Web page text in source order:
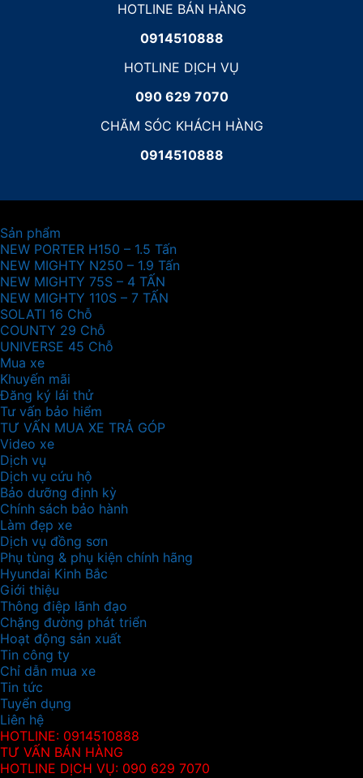
HOTLINE BÁN HÀNG
0914510888
HOTLINE DỊCH VỤ
090 629 7070
CHĂM SÓC KHÁCH HÀNG
0914510888
Sản phẩm
NEW PORTER H150 – 1.5 Tấn
NEW MIGHTY N250 – 1.9 Tấn
NEW MIGHTY 75S – 4 TẤN
NEW MIGHTY 110S – 7 TẤN
SOLATI 16 Chỗ
COUNTY 29 Chỗ
UNIVERSE 45 Chỗ
Mua xe
Khuyến mãi
Đăng ký lái thử
Tư vấn bảo hiểm
TƯ VẤN MUA XE TRẢ GÓP
Video xe
Dịch vụ
Dịch vụ cứu hộ
Bảo dưỡng định kỳ
Chính sách bảo hành
Làm đẹp xe
Dịch vụ đồng sơn
Phụ tùng & phụ kiện chính hãng
Hyundai Kinh Bắc
Giới thiệu
Thông điệp lãnh đạo
Chặng đường phát triển
Hoạt động sản xuất
Tin công ty
Chỉ dẫn mua xe
Tin tức
Tuyển dụng
Liên hệ
HOTLINE: 0914510888
TƯ VẤN BÁN HÀNG
HOTLINE DỊCH VỤ: 090 629 7070